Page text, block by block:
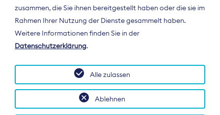
Der Bundesverband Digitalpublisher und
Zeitungsverleger (BDZV) vertritt als
Spitzenorganisation die Interessen der
Deutschland und auf EU-Ebene.
zusammen, die Sie ihnen bereitgestellt haben oder die sie im
Rahmen Ihrer Nutzung der Dienste gesammelt haben.
Weitere Informationen finden Sie in der
Datenschutzerklärung.
Ablehnen
Alle zulassen